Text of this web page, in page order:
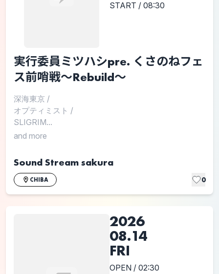
START / 08:30
実行委員ミツハシpre. くさのねフェ
ス前哨戦〜Rebuild〜
深海東京 /
オプティミスト /
SLIGRIM...
and more
Sound Stream sakura
CHIBA 0
2026
08.14
FRI
OPEN / 02:30